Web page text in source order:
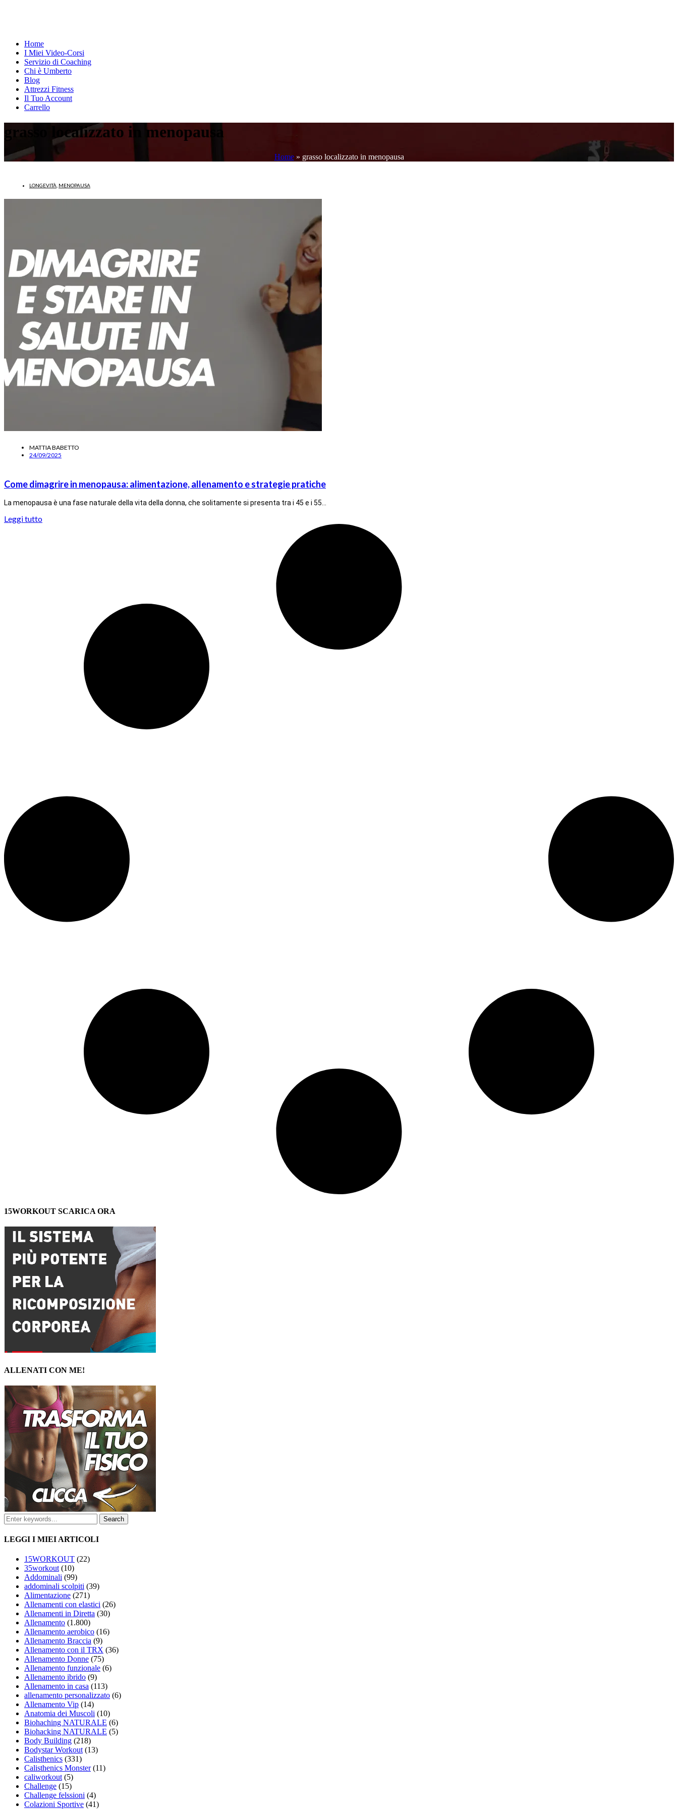
Home
I Miei Video-Corsi
Servizio di Coaching
Chi è Umberto
Blog
Attrezzi Fitness
Il Tuo Account
Carrello
grasso localizzato in menopausa
Home» grasso localizzato in menopausa
LONGEVITÀ MENOPAUSA
MATTIA BABETTO
24/09/2025
Come dimagrire in menopausa: alimentazione, allenamento e strategie pratiche
La menopausa è una fase naturale della vita della donna, che solitamente si presenta tra i 45 e i 55…
Leggi tutto
15WORKOUT SCARICA ORA
ALLENATI CON ME!
LEGGI I MIEI ARTICOLI
15WORKOUT (22)
35workout(10)
Addominali (99)
addominali scolpiti (39)
Alimentazione (271)
Allenamenti con elastici (26)
Allenamenti in Diretta (30)
Allenamento (1.800)
Allenamento aerobico (16)
Allenamento Braccia (9)
Allenamento con il TRX (36)
Allenamento Donne (75)
Allenamento funzionale (6)
Allenamento ibrido (9)
Allenamento in casa (113)
allenamento personalizzato (6)
Allenamento Vip (14)
Anatomia dei Muscoli (10)
Biohaching NATURALE (6)
Biohacking NATURALE (5)
Body Building (218)
Bodystar Workout(13)
Calisthenics (331)
Calisthenics Monster(11)
caliworkout(5)
Challenge (15)
Challenge felssioni (4)
Colazioni Sportive (41)